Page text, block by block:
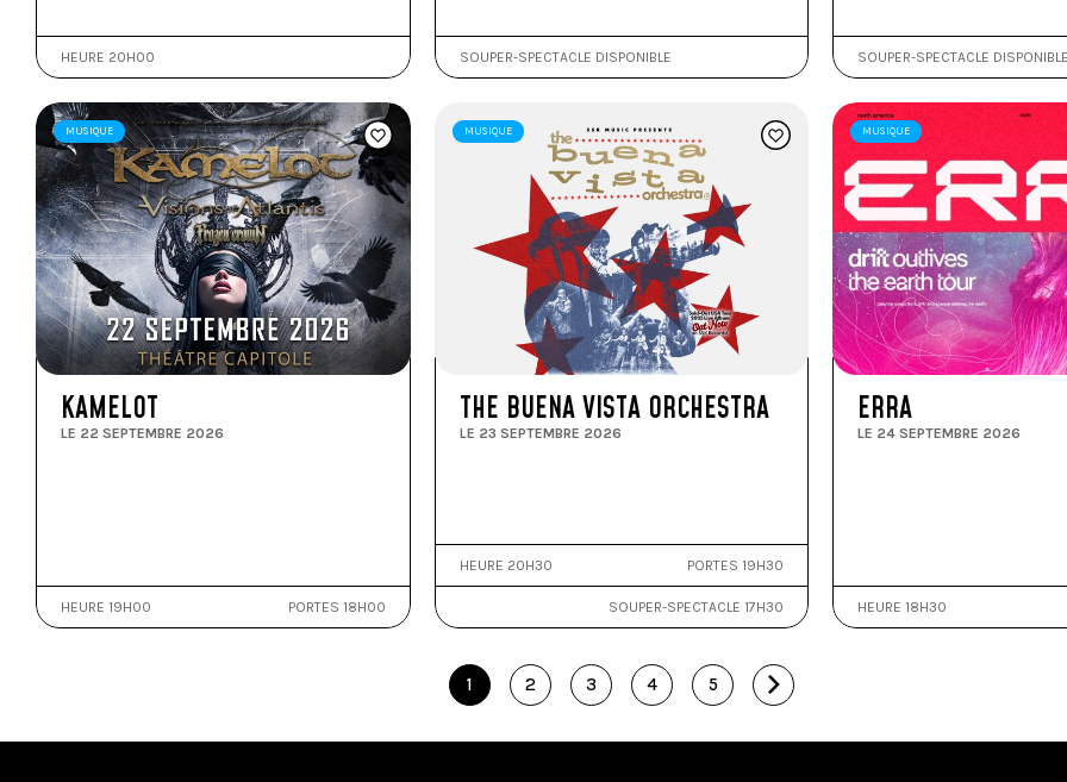
HEURE 20H00 SOUPER-SPECTACLE DISPONIBLE SOUPER-SPECTACLE
MUSIQUE
KAMELOT
LE 22 SEPTEMBRE 2026
HEURE 19H00 PORTES 18H00
MUSIQUE
THE BUENA VISTA ORCHESTRA
LE 23 SEPTEMBRE 2026
HEURE 20H30 PORTES 19H30
SOUPER-SPECTACLE 17H30
MUSIQUE
ERRA
LE 24 SEPTEMBRE 2026
HEURE 18H30
1 2 3 4 5